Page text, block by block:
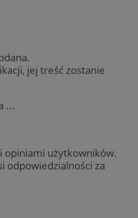
jej treść zostanie
...
opiniami użytkowników.
odpowiedzialności za